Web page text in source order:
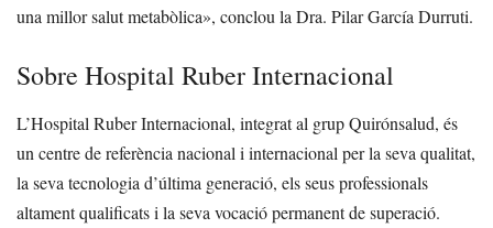
una millor salut metabòlica», conclou la Dra. Pilar García Durruti.
Sobre Hospital Ruber Internacional
L’Hospital Ruber Internacional, integrat al grup Quirónsalud, és
un centre de referència nacional i internacional per la seva qualitat,
la seva tecnologia d’última generació, els seus professionals
altament qualificats i la seva vocació permanent de superació.